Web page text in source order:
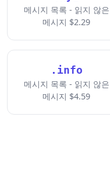
메시지 목록 - 읽지 않은
메시지 $2.29
.info
메시지 목록 - 읽지 않은
메시지 $4.59